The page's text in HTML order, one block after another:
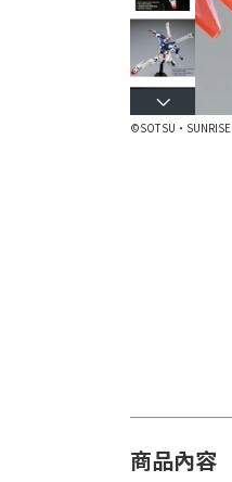
©SOTSU・SUNRISE
商品內容